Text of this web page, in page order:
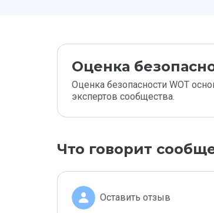
Оценка
Оценка безопасности WOT
экспертов сообщества.
Что говорит
Оставить отзыв